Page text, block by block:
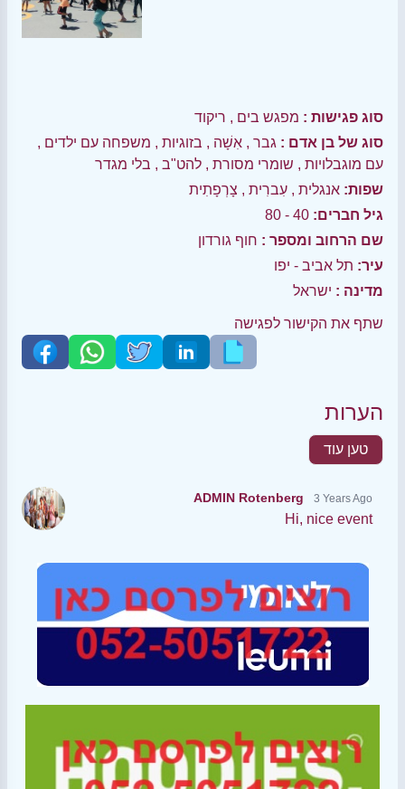
סוג פגישות : מפגש בים , ריקוד
סוג של בן אדם : גבר , אִשָׁה , בזוגיות , משפחה עם ילדים ,
עם מוגבלויות , שומרי מסורת , להט"ב , בלי מגדר
שפות: אנגלית , עִברִית , צָרְפָתִית
גיל חברים: 40 - 80
שם הרחוב ומספר : חוף גורדון
עיר: תל אביב - יפו
מדינה : ישראל
שתף את הקישור לפגישה
הערות
טען עוד
ADMIN Rotenberg 3 Years Ago
Hi, nice event